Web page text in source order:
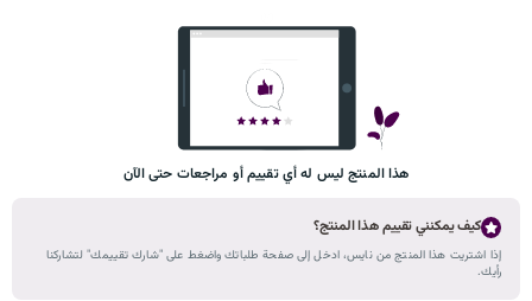
هذا المنتج ليس له أي تقييم أو مراجعات حتى الآن
كيف يمكنني تقييم هذا المنتج؟
إذا اشتريت هذا المنتج من نايس، ادخل إلى صفحة طلباتك واضغط على "شارك تقييمك" لتشاركنا
رأيك.